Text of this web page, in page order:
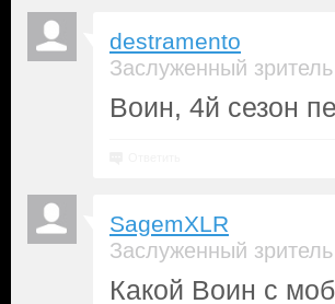
destramento
Заслуженный зритель
Воин, 4й сезон
SagemXLR
Заслуженный зритель
Какой Воин с